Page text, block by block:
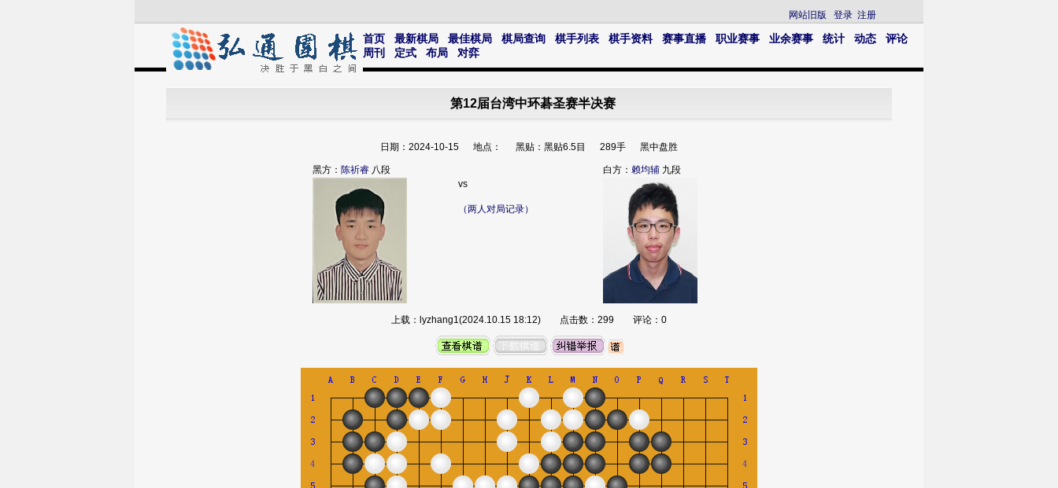
网站旧版 登录 注册
首页 最新棋局 最佳棋局 棋局查询 棋手列表 棋手资料 赛事直播 职业赛事 业余赛事 统计 动态
评论
周刊
定式 布局 对弈
第12届台湾中环碁圣赛半决赛
日期：2024-10-15 地点： 黑贴：黑贴6.5目 289手 黑中盘胜
黑方： 陈祈睿 八段 白方： 赖均辅 九段
vs
（两人对局记录）
上载：lyzhang1(2024.10.15 18:12) 点击数：299 评论：0